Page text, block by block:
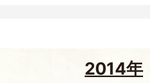
2014年